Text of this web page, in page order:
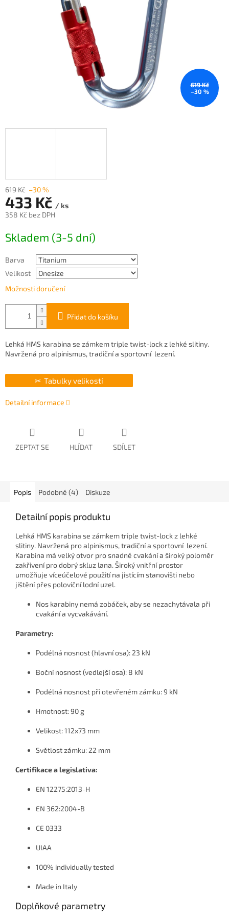
619 Kč
–30 %
619 Kč –30 %
433 Kč / ks
358 Kč bez DPH
cena:
Skladem (3-5 dní)
Barva
Velikost
Možnosti doručení
Přidat do košíku
Lehká HMS karabina se zámkem triple twist-lock z lehké slitiny.
Navržená pro alpinismus, tradiční a sportovní lezení.
Tabulky velikostí
Detailní informace
ZEPTAT SE HLÍDAT SDÍLET
Popis Podobné (4) Diskuze
Detailní popis produktu
Lehká HMS karabina se zámkem triple twist-lock z lehké
slitiny. Navržená pro alpinismus, tradiční a sportovní lezení.
Karabina má velký otvor pro snadné cvakání a široký poloměr
zakřivení pro dobrý skluz lana. Široký vnitřní prostor
umožňuje víceúčelové použití na jistícím stanovišti nebo
jištění přes poloviční lodní uzel.
Nos karabiny nemá zobáček, aby se nezachytávala při
cvakání a vycvakávání.
Parametry:
Podélná nosnost (hlavní osa): 23 kN
Boční nosnost (vedlejší osa): 8 kN
Podélná nosnost při otevřeném zámku: 9 kN
Hmotnost: 90 g
Velikost: 112x73 mm
Světlost zámku: 22 mm
Certifikace a legislativa:
EN 12275:2013-H
EN 362:2004-B
CE 0333
UIAA
100% individually tested
Made in Italy
Doplňkové parametry